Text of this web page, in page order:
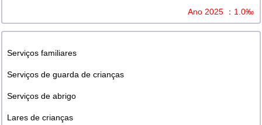
Ano 2025 ：1.0‰
Serviços familiares
Serviços de guarda de crianças
Serviços de abrigo
Lares de crianças